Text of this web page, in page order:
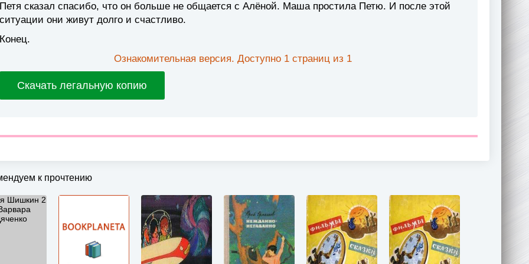
Петя сказал спасибо, что он больше не общается с Алёной. Маша простила Петю. И после этой
ситуации они живут долго и счастливо.
Конец.
Ознакомительная версия. Доступно 1 страниц из 1
Скачать легальную копию
к прочтению